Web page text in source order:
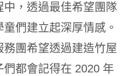
，透過最佳希望團隊
們建立起深厚情感。
務團希望透過建造竹屋
都會記得在 2020 年